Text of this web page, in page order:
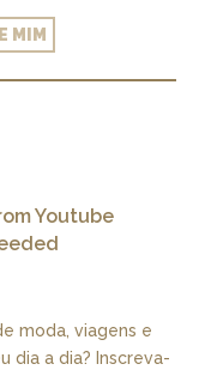
MIM
Youtube
moda, viagens e
dia a dia? Inscreva-